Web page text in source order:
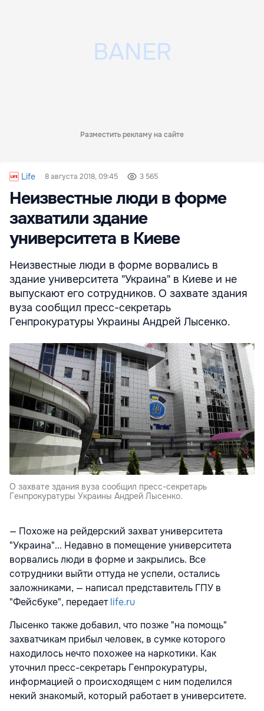
Разместить рекламу на сайте
Life 8 августа 2018, 09:45 3 565
Неизвестные люди в форме
захватили здание
университета в Киеве
Неизвестные люди в форме ворвались в
здание университета "Украина" в Киеве и не
выпускают его сотрудников. О захвате здания
вуза сообщил пресс-секретарь
Генпрокуратуры Украины Андрей Лысенко.
О захвате здания вуза сообщил пресс-секретарь
Генпрокуратуры Украины Андрей Лысенко.
— Похоже на рейдерский захват университета
"Украина"... Недавно в помещение университета
ворвались люди в форме и закрылись. Все
сотрудники выйти оттуда не успели, остались
заложниками, — написал представитель ГПУ в
"Фейсбуке", передаетlife.ru
Лысенко также добавил, что позже "на помощь"
захватчикам прибыл человек, в сумке которого
находилось нечто похожее на наркотики. Как
уточнил пресс-секретарь Генпрокуратуры,
информацией о происходящем с ним поделился
некий знакомый, который работает в университете.